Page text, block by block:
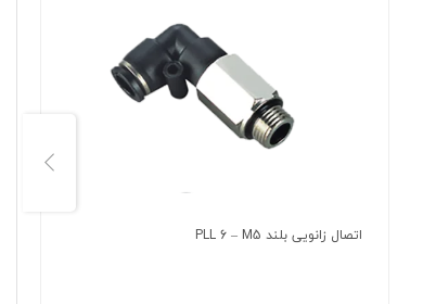
اتصال زانویی بلند PLL 6 – M5